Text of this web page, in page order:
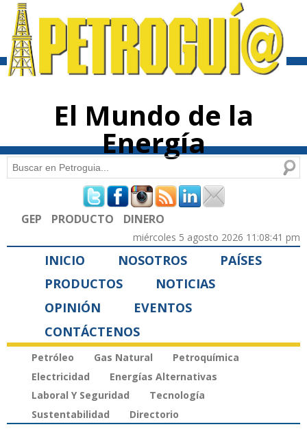
contenido
El Mundo de la
Energía
Formulario de búsqueda
Buscar
GEP PRODUCTO DINERO
miércoles 5 agosto 2026 11:08:41 pm
INICIO NOSOTROS
PAÍSES
PRODUCTOS
NOTICIAS
OPINIÓN
EVENTOS
CONTÁCTENOS
Petróleo Gas Natural
Petroquímica
Electricidad
Energías Alternativas
Laboral Y Seguridad
Tecnología
Sustentabilidad
Directorio